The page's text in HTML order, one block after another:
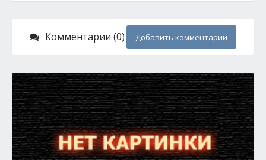
Комментарии (0) Добавить комментарий